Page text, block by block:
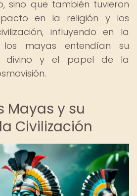
sino que también tuvieron
en la religión y los
influyendo en la
mayas entendían su
divino y el papel de la
Mayas y su
Civilización